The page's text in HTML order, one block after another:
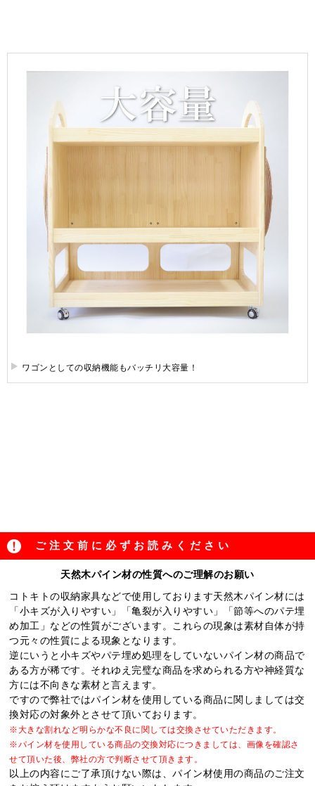
ワゴンとしての収納機能もバッチリ大容量！
ご注文前に必ずお読みください
天然木パイン材の性質へのご理解のお願い
コトキトの収納家具などで使用しております天然木パイン材には
「小キズが入りやすい」「亀裂が入りやすい」「節等へのパテ埋
め加工」などの性質がございます。これらの現象は素材自体が持
つ元々の性質による現象となります。
逆にいうと小キズやパテ埋め処理をしていないパイン材の商品で
ある方が稀です。それゆえ完璧な商品を求められる方や神経質な
方には不向きな素材と言えます。
ですので弊社ではパイン材を使用している商品に関しましては交
換対応の対象外とさせて頂いております。
※大きな割れなど明らかな不良に関しては交換させていただきます。
※パイン材を使用している商品の交換対応につきましては、画像を確認さ
せて頂いた後、弊社の方で判断させて頂きます。
以上の内容にご了承頂けない際は、パイン材使用の商品のご注文